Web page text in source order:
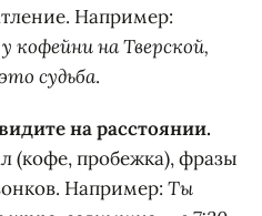
Например:
на Тверской,
судьба.
на расстоянии.
(кофе, пробежка), фразы
Например: Ты